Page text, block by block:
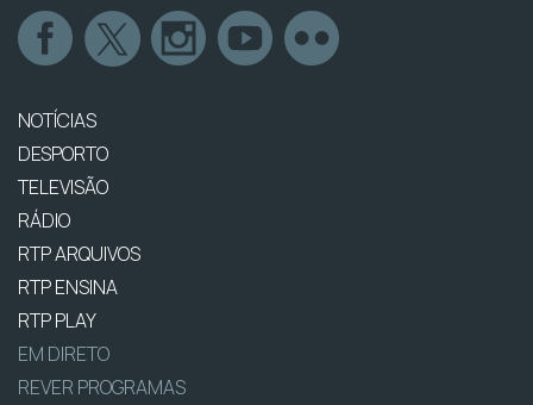
NOTÍCIAS
DESPORTO
TELEVISÃO
RÁDIO
RTP ARQUIVOS
RTP ENSINA
RTP PLAY
EM DIRETO
REVER PROGRAMAS